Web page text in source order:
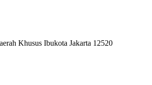
Khusus Ibukota Jakarta 12520